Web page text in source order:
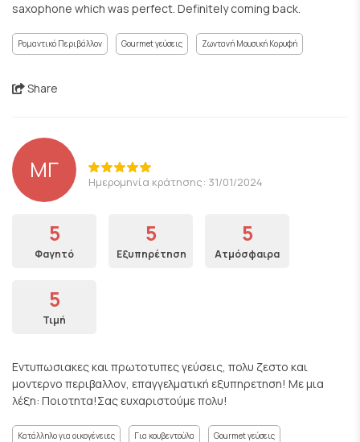
saxophone which was perfect. Definitely coming back.
Ρομαντικό Περιβάλλον Gourmet γεύσεις Ζωντανή Μουσική Κορυφή
Share
ΜΓ Ημερομηνία κράτησης: 31/01/2024
5
Φαγητό
5
Εξυπηρέτηση
5
Ατμόσφαιρα
5
Τιμή
Εντυπωσιακες και πρωτοτυπες γεύσεις, πολυ ζεστο και
μοντερνο περιβαλλον, επαγγελματική εξυπηρετηση! Με μια
λέξη: Ποιοτητα!Σας ευχαριστούμε πολυ!
Κατάλληλο για οικογένειες Για κουβεντούλα Gourmet γεύσεις